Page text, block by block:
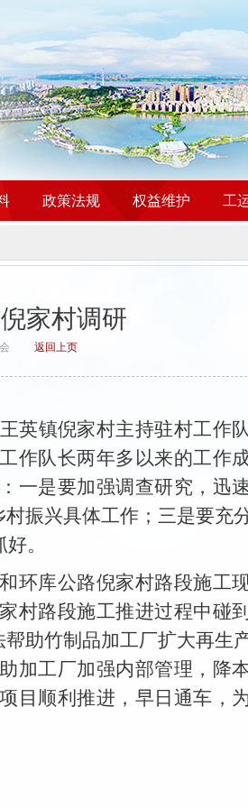
政策法规 权益维护 工
家村调研
工会 返回上页
英镇倪家村主持驻村工作队
作队长两年多以来的工作
一是要加强调查研究，迅
振兴具体工作；三是要充
。
环库公路倪家村路段施工
村路段施工推进过程中碰
帮助竹制品加工厂扩大再生
加工厂加强内部管理，降
目顺利推进，早日通车，